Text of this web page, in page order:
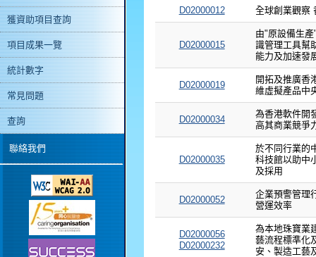
獲資助項目查詢
項目成果一覽
統計數字
常見問題
查詢
聯絡我們
D02000012 全球創業觀察
D02000015
由"原設備生
識管理工具幫
能力及加速發
D02000019
開拓及推廣香
維虛擬產品中
D02000034
為香港軟件開
高其商業競爭
D02000035
於不同行業的
科技館以助中
及採用
D02000052
企業預警管理
營運效率
D02000056
D02000232
為本地珠寶業
藝流程標準化
安、製造工藝